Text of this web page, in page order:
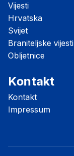
Vijesti
Hrvatska
Svijet
Braniteljske vijesti
Obljetnice
Kontakt
Kontakt
Impressum